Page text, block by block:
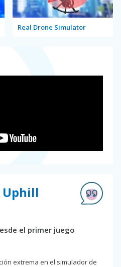
Real Drone Simulator
Uphill
el primer juego
extrema en el simulador de